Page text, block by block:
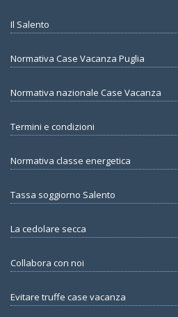
Il Salento
Normativa Case Vacanza Puglia
Normativa nazionale Case Vacanza
Termini e condizioni
Normativa classe energetica
Tassa soggiorno Salento
La cedolare secca
Collabora con noi
Evitare truffe case vacanza